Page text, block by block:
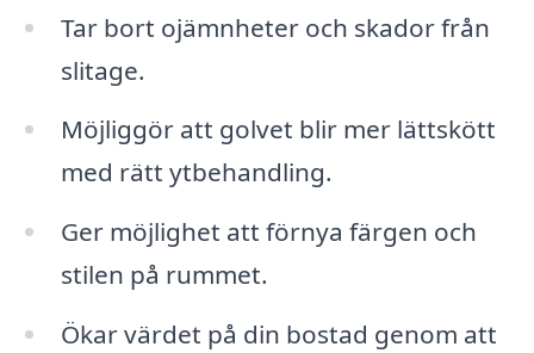
Tar bort ojämnheter och skador från
slitage.
Möjliggör att golvet blir mer lättskött
med rätt ytbehandling.
Ger möjlighet att förnya färgen och
stilen på rummet.
Ökar värdet på din bostad genom att